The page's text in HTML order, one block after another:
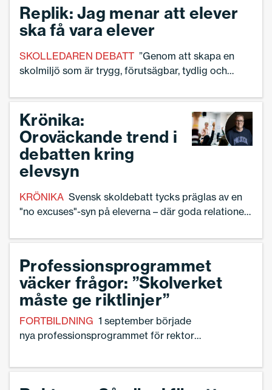
Replik: Jag menar att elever
ska få vara elever
SKOLLEDAREN DEBATT ”Genom att skapa en
skolmiljö som är trygg, förutsägbar, tydlig och
är en auktoritet, utan att behöva vara auktoritära i
sitt yrkesutövande”, skriver Linnea Lindquist.
Krönika:
Oroväckande trend i
debatten kring
elevsyn
KRÖNIKA Svensk skoldebatt tycks präglas av en
"no excuses"-syn på eleverna – där goda relationer
FN:s barnkonvention, skriver Torbjörn Hanö.
Professionsprogrammet
väcker frågor: ”Skolverket
måste ge riktlinjer”
FORTBILDNING 1 september började
nya professionsprogrammet för rektorer